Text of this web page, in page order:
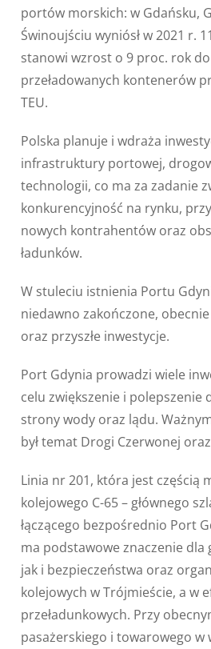
portów morskich: w Gdańsku,
Świnoujściu wyniósł w 2021 r.
stanowi wzrost o 9 proc. rok
przeładowanych kontenerów
TEU.
Polska planuje i wdraża
infrastruktury portowej,
technologii, co ma za zadanie
konkurencyjność na rynku,
nowych kontrahentów oraz
ładunków.
W stuleciu istnienia Portu
niedawno zakończone,
oraz przyszłe inwestycje.
Port Gdynia prowadzi wiele
celu zwiększenie i
strony wody oraz lądu.
był temat Drogi Czerwonej
Linia nr 201, która jest częścią
kolejowego C-65 – głównego
łączącego bezpośrednio Port
ma podstawowe znaczenie
jak i bezpieczeństwa oraz
kolejowych w Trójmieście, a w
przeładunkowych. Przy
pasażerskiego i towarowego